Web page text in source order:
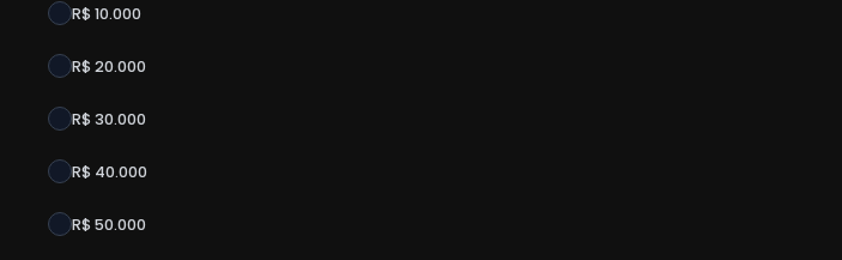
R$ 10.000
R$ 20.000
R$ 30.000
R$ 40.000
R$ 50.000